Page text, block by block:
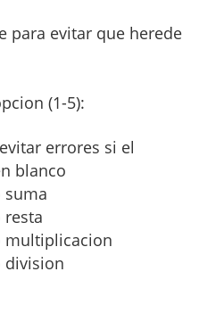
para evitar que herede
(1-5):
errores si el
blanco
suma
resta
multiplicacion
division